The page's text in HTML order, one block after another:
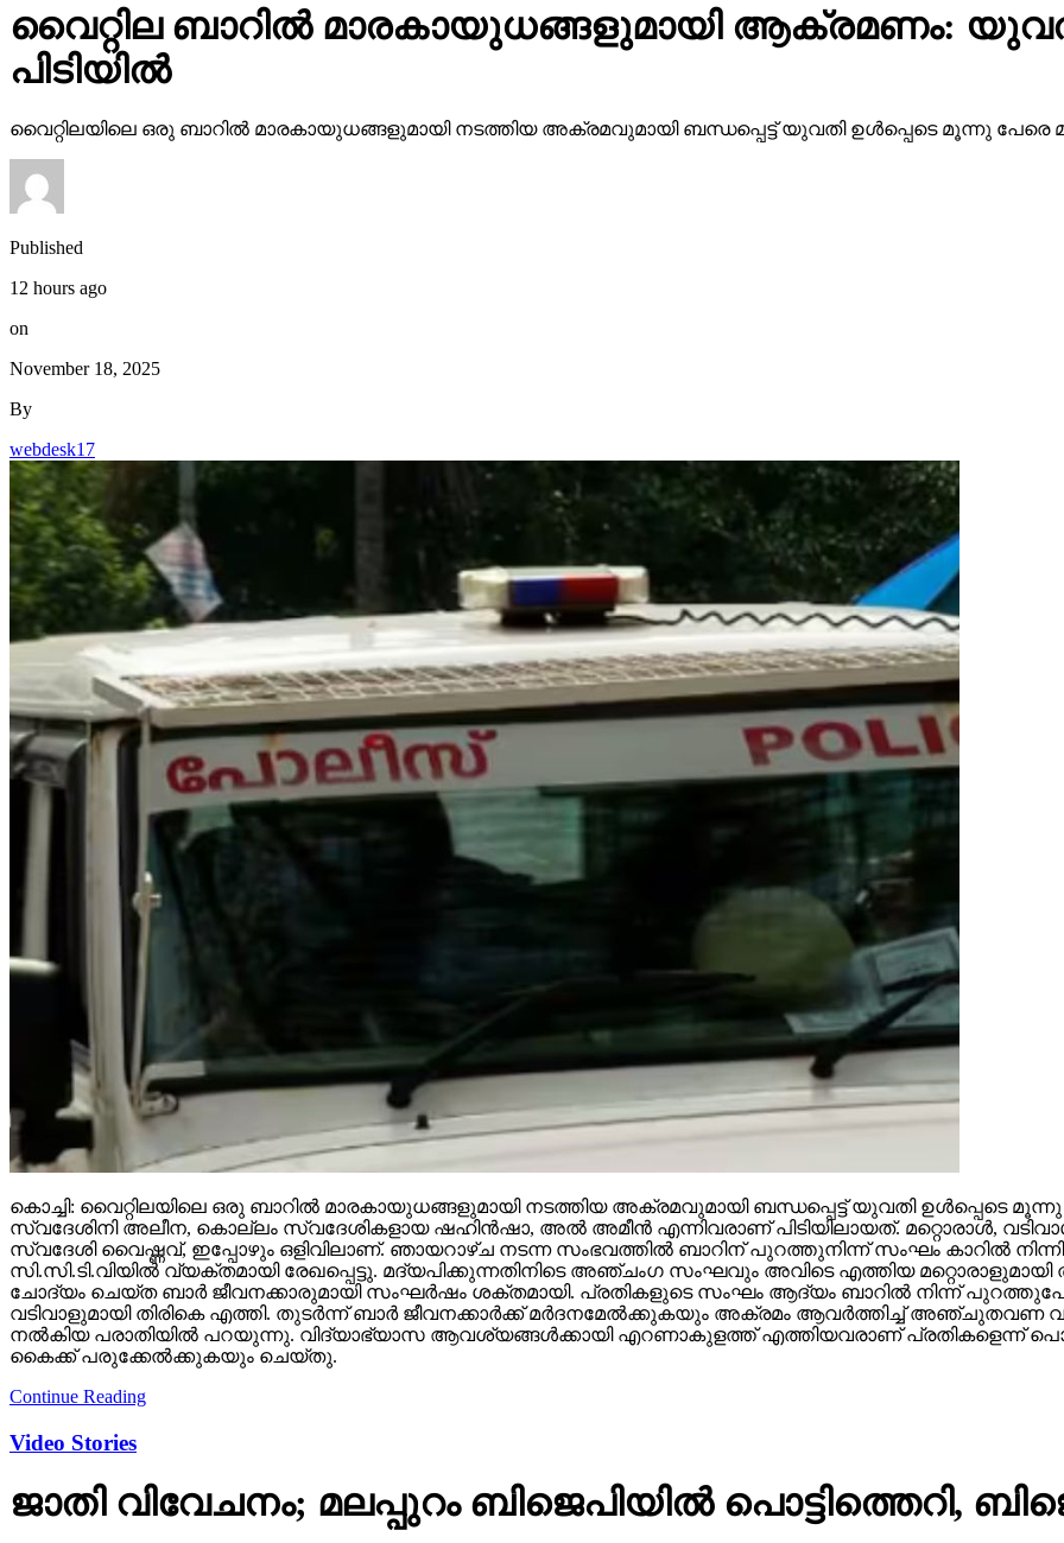
വൈറ്റില ബാറില്‍ മാരകായുധങ്ങളുമായി ആക്രമണം:
പിടിയില്‍
വൈറ്റിലയിലെ ഒരു ബാറില്‍ മാരകായുധങ്ങളുമായി നടത്തിയ അക്രമവുമായി ബന്ധപ്പെട്ട് യുവതി ഉള്‍പ്പെടെ മൂന്നു
Published
12 hours ago
on
November 18, 2025
By
webdesk17
കൊച്ചി: വൈറ്റിലയിലെ ഒരു ബാറില്‍ മാരകായുധങ്ങളുമായി നടത്തിയ അക്രമവുമായി ബന്ധപ്പെട്ട് യുവതി ഉള്‍പ്പെടെ
സ്വദേശിനി അലീന, കൊല്ലം സ്വദേശികളായ ഷഹിന്‍ഷാ, അല്‍ അമീന്‍ എന്നിവരാണ് പിടിയിലായത്. മറ്റൊരാള്‍,
സ്വദേശി വൈഷ്ണവ്, ഇപ്പോഴും ഒളിവിലാണ്. ഞായറാഴ്ച നടന്ന സംഭവത്തില്‍ ബാറിന് പുറത്തുനിന്ന് സംഘം കാറില്‍
സി.സി.ടി.വിയില്‍ വ്യക്തമായി രേഖപ്പെട്ടു. മദ്യപിക്കുന്നതിനിടെ അഞ്ചംഗ സംഘവും അവിടെ എത്തിയ
ചോദ്യം ചെയ്ത ബാര്‍ ജീവനക്കാരുമായി സംഘര്‍ഷം ശക്തമായി. പ്രതികളുടെ സംഘം ആദ്യം ബാറില്‍ നിന്ന്
വടിവാളുമായി തിരികെ എത്തി. തുടര്‍ന്ന് ബാര്‍ ജീവനക്കാര്‍ക്ക് മര്‍ദനമേല്‍ക്കുകയും അക്രമം ആവര്‍ത്തിച്ച് അഞ്ചുതവണ
നല്‍കിയ പരാതിയില്‍ പറയുന്നു. വിദ്യാഭ്യാസ ആവശ്യങ്ങള്‍ക്കായി എറണാകുളത്ത് എത്തിയവരാണ് പ്രതികളെന്ന്
കൈക്ക് പരുക്കേല്‍ക്കുകയും ചെയ്തു.
Continue Reading
Video Stories
ജാതി വിവേചനം; മലപ്പുറം ബിജെപിയില്‍ പൊട്ടിത്തെറി,